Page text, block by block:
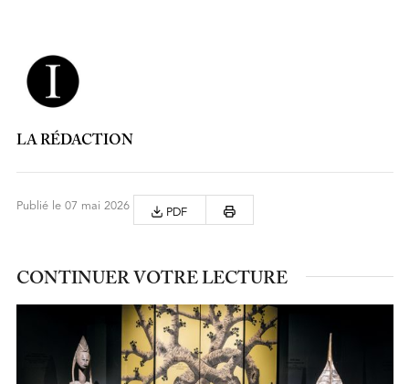
LA RÉDACTION
Publié le 07 mai 2026
PDF
CONTINUER VOTRE LECTURE